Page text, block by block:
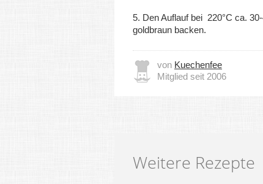
5. Den Auflauf bei 220°C ca.
goldbraun backen.
von Kuechenfee
Mitglied seit 2006
Weitere Rezepte